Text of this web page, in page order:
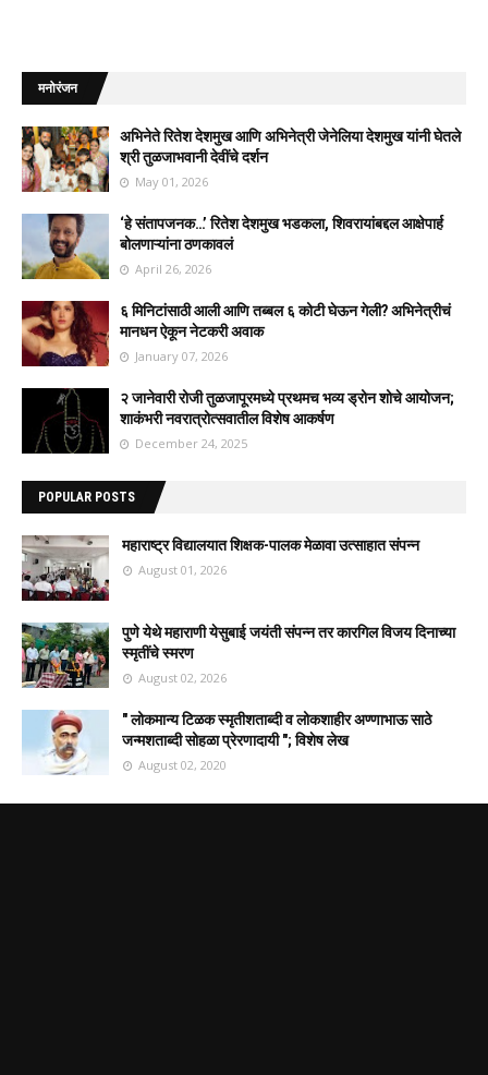
मनोरंजन
अभिनेते रितेश देशमुख आणि अभिनेत्री जेनेलिया देशमुख यांनी घेतले
श्री तुळजाभवानी देवींचे दर्शन
May 01, 2026
‘हे संतापजनक…’ रितेश देशमुख भडकला, शिवरायांबद्दल आक्षेपार्ह
बोलणाऱ्यांना ठणकावलं
April 26, 2026
६ मिनिटांसाठी आली आणि तब्बल ६ कोटी घेऊन गेली? अभिनेत्रीचं
मानधन ऐकून नेटकरी अवाक
January 07, 2026
२ जानेवारी रोजी तुळजापूरमध्ये प्रथमच भव्य ड्रोन शोचे आयोजन;
शाकंभरी नवरात्रोत्सवातील विशेष आकर्षण
December 24, 2025
POPULAR POSTS
महाराष्ट्र विद्यालयात शिक्षक-पालक मेळावा उत्साहात संपन्न
August 01, 2026
पुणे येथे महाराणी येसुबाई जयंती संपन्न तर कारगिल विजय दिनाच्या
स्मृतींचे स्मरण
August 02, 2026
" लोकमान्य टिळक स्मृतीशताब्दी व लोकशाहीर अण्णाभाऊ साठे
जन्मशताब्दी सोहळा प्रेरणादायी "; विशेष लेख
August 02, 2020